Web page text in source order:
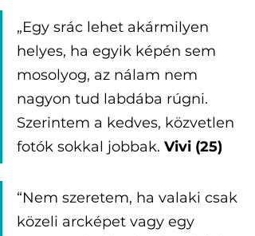
„Egy srác lehet akármilyen
helyes, ha egyik képén sem
mosolyog, az nálam nem
nagyon tud labdába rúgni.
Szerintem a kedves, közvetlen
fotók sokkal jobbak. Vivi (25)
“Nem szeretem, ha valaki csak
közeli arcképet vagy egy